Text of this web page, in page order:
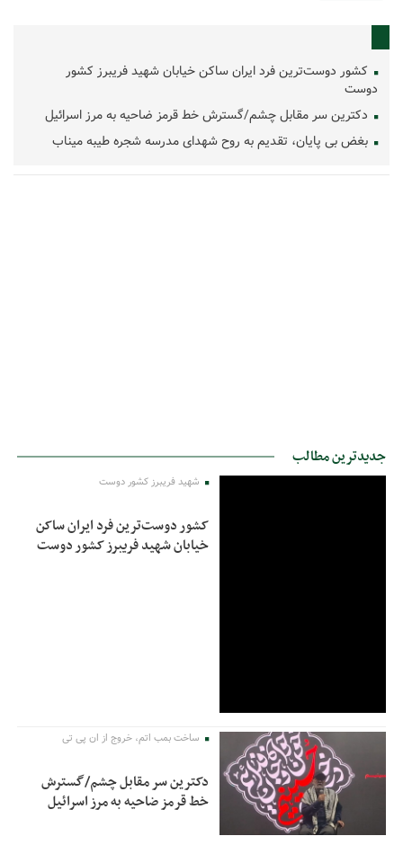
کشور دوست‌ترین فرد ایران ساکن خیابان شهید فریبرز کشور
دوست
دکترین سر مقابل چشم/گسترش خط قرمز ضاحیه به مرز اسرائیل
بغض بی پایان، تقدیم به روح شهدای مدرسه شجره طیبه میناب
جدیدترین مطالب
شهید فریبرز کشور دوست
کشور دوست‌ترین فرد ایران ساکن
خیابان شهید فریبرز کشور دوست
ساخت بمب اتم، خروج از ان پی تی
دکترین سر مقابل چشم/گسترش
خط قرمز ضاحیه به مرز اسرائیل